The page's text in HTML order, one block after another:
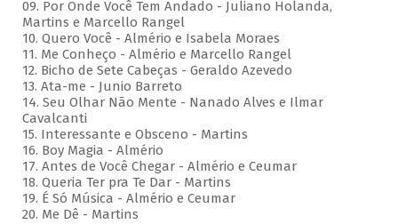
09. Por Onde Você Tem Andado - Juliano Holanda,
Martins e Marcello Rangel
10. Quero Você - Almério e Isabela Moraes
11. Me Conheço - Almério e Marcello Rangel
12. Bicho de Sete Cabeças - Geraldo Azevedo
13. Ata-me - Junio Barreto
14. Seu Olhar Não Mente - Nanado Alves e Ilmar
Cavalcanti
15. Interessante e Obsceno - Martins
16. Boy Magia - Almério
17. Antes de Você Chegar - Almério e Ceumar
18. Queria Ter pra Te Dar - Martins
19. É Só Música - Almério e Ceumar
20. Me Dê - Martins